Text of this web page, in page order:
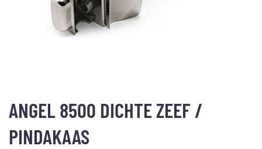
ANGEL 8500 DICHTE ZEEF /
PINDAKAAS